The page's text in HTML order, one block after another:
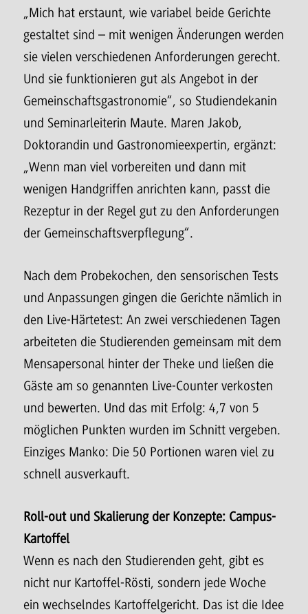
„Mich hat erstaunt, wie variabel beide Gerichte
gestaltet sind – mit wenigen Änderungen werden
sie vielen verschiedenen Anforderungen gerecht.
Und sie funktionieren gut als Angebot in der
Gemeinschaftsgastronomie“, so Studiendekanin
und Seminarleiterin Maute. Maren Jakob,
Doktorandin und Gastronomieexpertin, ergänzt:
„Wenn man viel vorbereiten und dann mit
wenigen Handgriffen anrichten kann, passt die
Rezeptur in der Regel gut zu den Anforderungen
der Gemeinschaftsverpflegung“.
Nach dem Probekochen, den sensorischen Tests
und Anpassungen gingen die Gerichte nämlich in
den Live-Härtetest: An zwei verschiedenen Tagen
arbeiteten die Studierenden gemeinsam mit dem
Mensapersonal hinter der Theke und ließen die
Gäste am so genannten Live-Counter verkosten
und bewerten. Und das mit Erfolg: 4,7 von 5
möglichen Punkten wurden im Schnitt vergeben.
Einziges Manko: Die 50 Portionen waren viel zu
schnell ausverkauft.
Roll-out und Skalierung der Konzepte: Campus-
Kartoffel
Wenn es nach den Studierenden geht, gibt es
nicht nur Kartoffel-Rösti, sondern jede Woche
ein wechselndes Kartoffelgericht. Das ist die Idee